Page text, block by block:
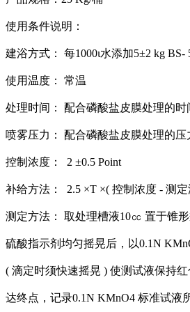
使用条件说明：
建浴方式： 每1000ι水添加5±2 kg BS-
使用温度： 常温
处理时间： 配合磷酸盐皮膜处理的时
喷雾压力： 配合磷酸盐皮膜处理的压
控制浓度： 2 ±0.5 Point
补给方法： 2.5 ×T ×( 控制浓度 - 测
测定方法： 取处理槽液10㏄ 置于锥
硫酸指示剂均匀摇晃后，以0.1N
( 滴定时须快速摇晃 ) 使测试液保持
达终点，记录0.1N KMnO4 标准试液